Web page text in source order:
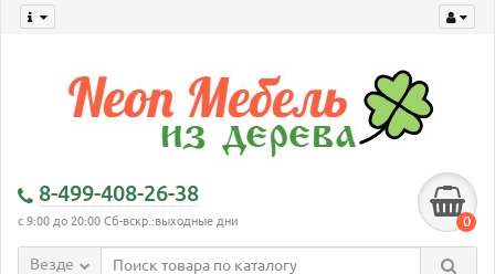
8-499-408-26-38
с 9:00 до 20:00 Сб-вскр.:выходные дни 0
Везде